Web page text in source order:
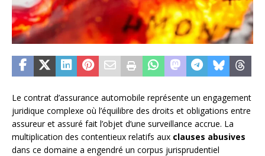
Le contrat d’assurance automobile représente un engagement
juridique complexe où l’équilibre des droits et obligations entre
assureur et assuré fait l’objet d’une surveillance accrue. La
multiplication des contentieux relatifs aux clauses abusives
dans ce domaine a engendré un corpus jurisprudentiel